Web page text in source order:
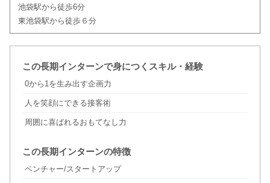
池袋駅から徒歩6分
東池袋駅から徒歩６分
この長期インターンで身につくスキル・経験
0から1を生み出す企画力
人を笑顔にできる接客術
周囲に喜ばれるおもてなし力
この長期インターンの特徴
ベンチャー/スタートアップ